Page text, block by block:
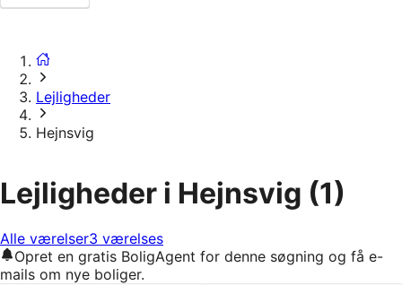
Lejligheder
Hejnsvig
Lejligheder i Hejnsvig (1)
Alle værelser3 værelses
Opret en gratis BoligAgent for denne søgning og få e-
mails om nye boliger.